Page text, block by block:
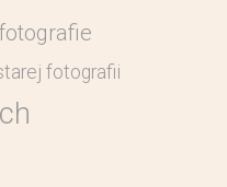
fotografii